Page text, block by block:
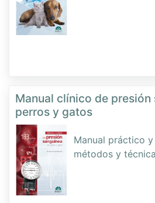
Manual clínico de presión
perros y gatos
Manual práctico
métodos y